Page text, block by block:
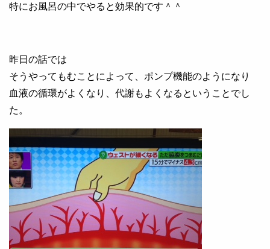
特にお風呂の中でやると効果的です＾＾
昨日の話では
そうやってもむことによって、ポンプ機能のようになり
血液の循環がよくなり、代謝もよくなるということでし
た。